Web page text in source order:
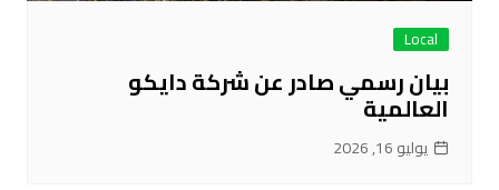
Local
بيان رسمي صادر عن شركة دايكو
العالمية
يوليو 16, 2026